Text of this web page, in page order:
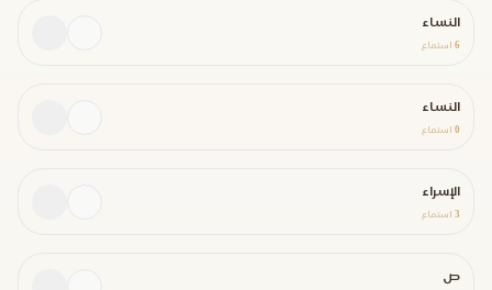
النساء
6 استماع
النساء
0 استماع
الإسراء
3 استماع
ص